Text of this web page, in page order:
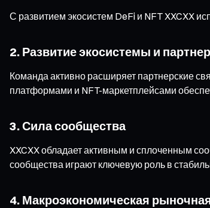
С развитием экосистем DeFi и NFT XXCXX
2. Развитие экосистемы и
Команда активно расширяет партнерские
платформами и NFT-маркетплейсами
3. Сила сообщества
XXCXX обладает активным и сплоченным
сообщества играют ключевую роль в
4. Макроэкономическая